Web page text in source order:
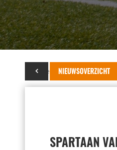
NIEUWSOVERZICHT
12 november 2023
SPARTAAN